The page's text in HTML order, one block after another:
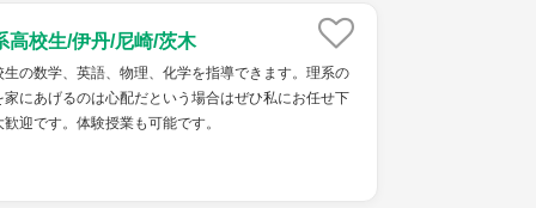
高校生/伊丹/尼崎/茨木
の数学、英語、物理、化学を指導できます。理系の
にあげるのは心配だという場合はぜひ私にお任せ下
迎です。体験授業も可能です。